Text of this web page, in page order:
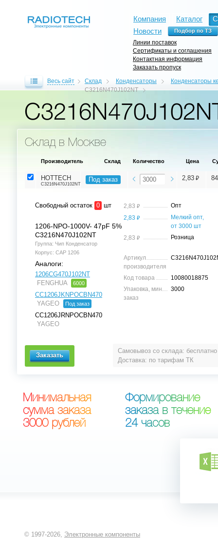
Компания Каталог
Новости
Линии поставок
Сертификаты и соглашения
Контактная информация
Заказать пропуск
Весь сайт Склад Конденсаторы
Конденсаторы
C3216N470J102NT
Склад в Москве
Самовывоз со склада: бесплатно
Доставка: по тарифам ТК
Производитель Склад Количество Цена
HOTTECH
C3216N470J102NT
Под заказ 2,83 ⃏
Свободный остаток 0 шт
1206-NPO-1000V- 47pF 5%
C3216N470J102NT
Группа: Чип Конденсатор
Корпус: CAP 1206
Аналоги:
1206CG470J102NT
FENGHUA
6000
CC1206JKNPOCBN470
YAGEO
Под заказ
CC1206JRNPOCBN470
YAGEO
2,83 ⃏
Опт
2,83 ⃏
Мелкий опт,
от 3000 шт
2,83 ⃏ Розница
Артикул
производителя
Код товара
10080018875
Упаковка, мин.
заказ
3000
Минимальная
сумма заказа
3000 рублей
Формирование
заказа в течение
24 часов
© 1997-2026, Электронные компоненты